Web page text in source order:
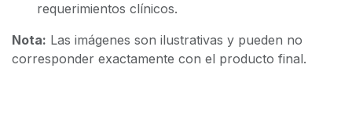
requerimientos clínicos.
Nota: Las imágenes son ilustrativas y pueden no
corresponder exactamente con el producto final.